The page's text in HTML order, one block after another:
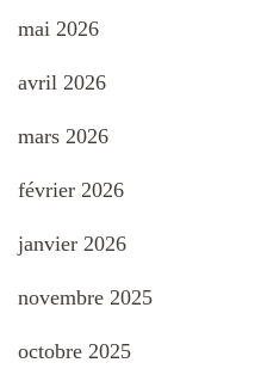
mai 2026
avril 2026
mars 2026
février 2026
janvier 2026
novembre 2025
octobre 2025